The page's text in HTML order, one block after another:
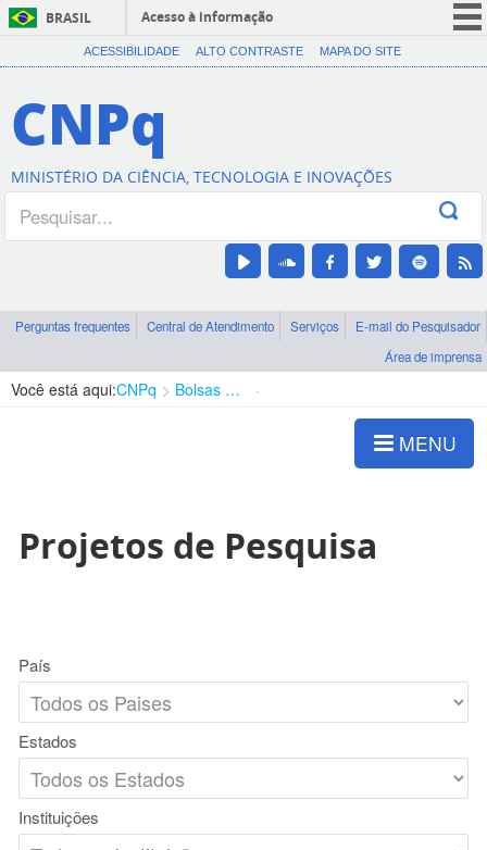
BRASIL
Acesso à informação
CORONAVÍRUS (COVID-19)
Canais
ACESSIBILIDADE ALTO CONTRASTE MAPA DO SITE
CNPq
MINISTÉRIO DA CIÊNCIA, TECNOLOGIA E INOVAÇÕES
Perguntas frequentes Central de Atendimento Serviços
E-mail do Pesquisador
Área de imprensa
Você está aqui:CNPq Bolsas e Auxílios Vigentes
MENU
Projetos de Pesquisa
País
Estados
Instituições